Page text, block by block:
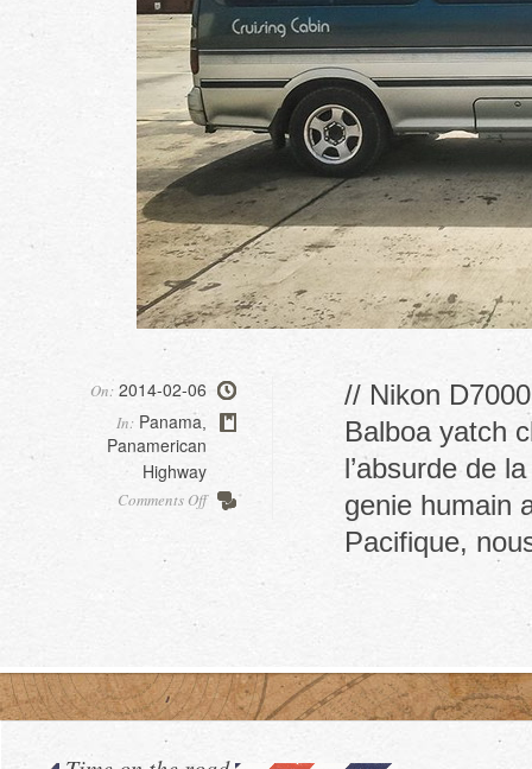
On: 2014-02-06
In: Panama
Panamerican
Highway
Comments Offon
// Nikon
Balboa yatch
l’absurde de
genie humain
Pacifique,